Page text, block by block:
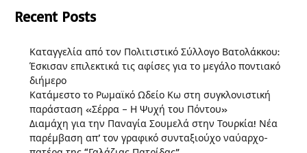
Recent Posts
Καταγγελία από τον Πολιτιστικό Σύλλογο Βατολάκκου:
Έσκισαν επιλεκτικά τις αφίσες για το μεγάλο ποντιακό
διήμερο
Κατάμεστο το Ρωμαϊκό Ωδείο Κω στη συγκλονιστική
παράσταση «Σέρρα – Η Ψυχή του Πόντου»
Διαμάχη για την Παναγία Σουμελά στην Τουρκία! Νέα
παρέμβαση απ’ τον γραφικό συνταξιούχο ναύαρχο-